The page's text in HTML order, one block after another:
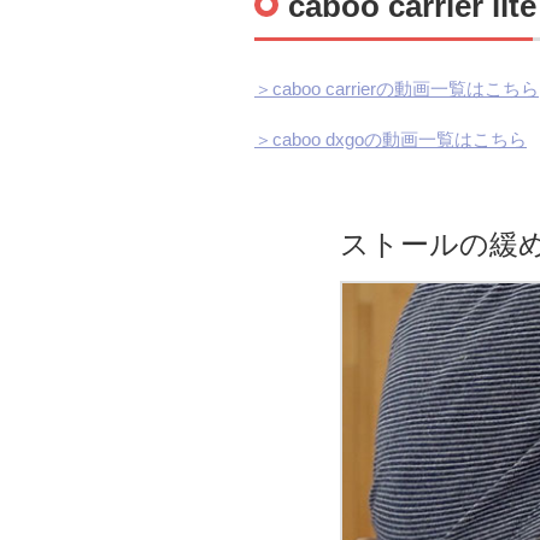
＞caboo carrierの動画一覧はこちら
＞caboo dxgoの動画一覧はこちら
ストールの緩